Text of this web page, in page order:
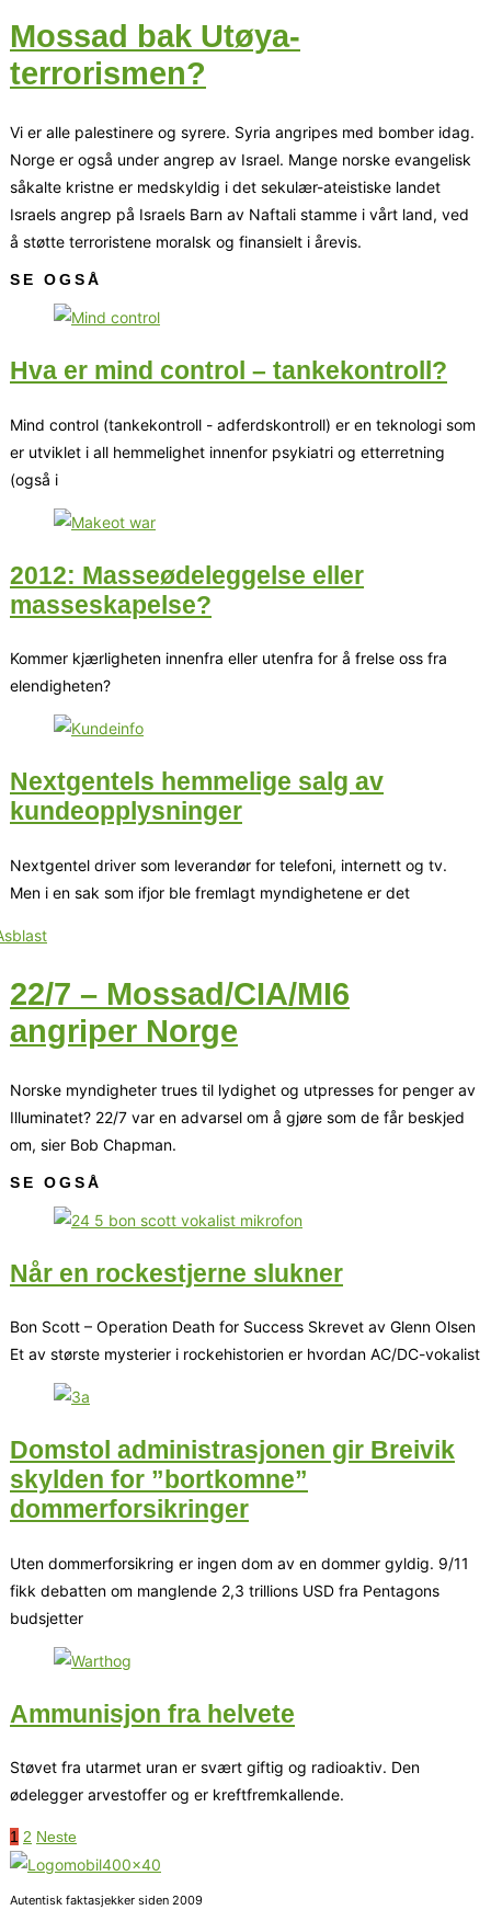
Mossad bak Utøya-
terrorismen?
Vi er alle palestinere og syrere. Syria angripes med bomber idag.
Norge er også under angrep av Israel. Mange norske evangelisk
såkalte kristne er medskyldig i det sekulær-ateistiske landet
Israels angrep på Israels Barn av Naftali stamme i vårt land, ved
å støtte terroristene moralsk og finansielt i årevis.
SE OGSÅ
Hva er mind control – tankekontroll?
Mind control (tankekontroll - adferdskontroll) er en teknologi som
er utviklet i all hemmelighet innenfor psykiatri og etterretning
(også i
2012: Masseødeleggelse eller
masseskapelse?
Kommer kjærligheten innenfra eller utenfra for å frelse oss fra
elendigheten?
Nextgentels hemmelige salg av
kundeopplysninger
Nextgentel driver som leverandør for telefoni, internett og tv.
Men i en sak som ifjor ble fremlagt myndighetene er det
22/7 – Mossad/CIA/MI6
angriper Norge
Norske myndigheter trues til lydighet og utpresses for penger av
Illuminatet? 22/7 var en advarsel om å gjøre som de får beskjed
om, sier Bob Chapman.
SE OGSÅ
Når en rockestjerne slukner
Bon Scott – Operation Death for Success Skrevet av Glenn Olsen
Et av største mysterier i rockehistorien er hvordan AC/DC-vokalist
Domstol administrasjonen gir Breivik
skylden for ”bortkomne”
dommerforsikringer
Uten dommerforsikring er ingen dom av en dommer gyldig. 9/11
fikk debatten om manglende 2,3 trillions USD fra Pentagons
budsjetter
Ammunisjon fra helvete
Støvet fra utarmet uran er svært giftig og radioaktiv. Den
ødelegger arvestoffer og er kreftfremkallende.
1 2 Neste
Autentisk faktasjekker siden 2009